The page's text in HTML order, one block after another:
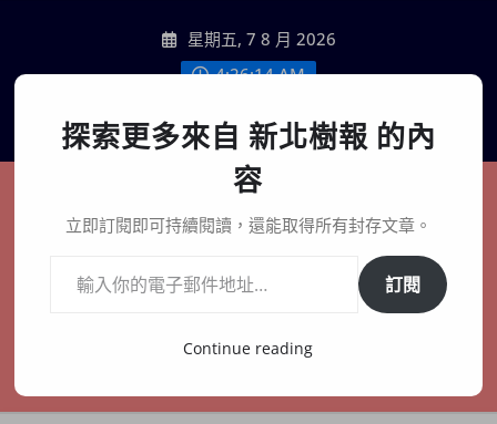
content
星期五, 7 8 月 2026
4:26:16 AM
聯絡我們
新北樹報
在地、記憶、連結、創生
探索更多來自 新北樹報 的內
容
立即訂閱即可持續閱讀，還能取得所有封存文章。
訂閱
Continue reading